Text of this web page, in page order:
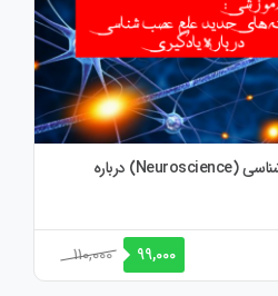
آخرین یافته های علم عصب شناسی (Neuroscience) درباره
110,000
قیمت
اصلی:
99,000 قیمت
فعلی: